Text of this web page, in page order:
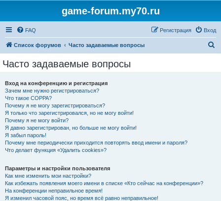
game-forum.my70.ru
FAQ Вход
Регистрация
Список форумов Часто задаваемые вопросы
Часто задаваемые вопросы
Вход на конференцию и регистрация
Зачем мне нужно регистрироваться?
Что такое COPPA?
Почему я не могу зарегистрироваться?
Я только что зарегистрировался, но не могу войти!
Почему я не могу войти?
Я давно зарегистрирован, но больше не могу войти!
Я забыл пароль!
Почему мне периодически приходится повторять ввод имени и пароля?
Что делает функция «Удалить cookies»?
Параметры и настройки пользователя
Как мне изменить мои настройки?
Как избежать появления моего имени в списке «Кто сейчас на конференции»?
На конференции неправильное время!
Я изменил часовой пояс, но время всё равно неправильное!